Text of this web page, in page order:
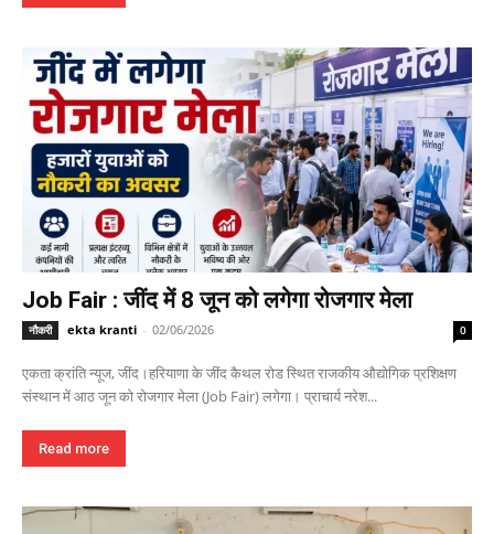
Job Fair : जींद में 8 जून को लगेगा रोजगार मेला
नौकरी ekta kranti - 02/06/2026 0
एकता क्रांति न्यूज, जींद।हरियाणा के जींद कैथल रोड स्थित राजकीय औद्योगिक प्रशिक्षण
संस्थान में आठ जून को रोजगार मेला (Job Fair) लगेगा। प्राचार्य नरेश...
Read more